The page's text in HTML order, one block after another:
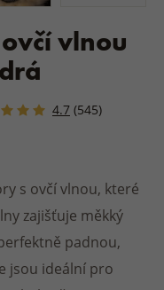
vlnou
4.7 (545)
s ovčí vlnou, které
zajišťuje měkký
padnou,
jsou ideální pro